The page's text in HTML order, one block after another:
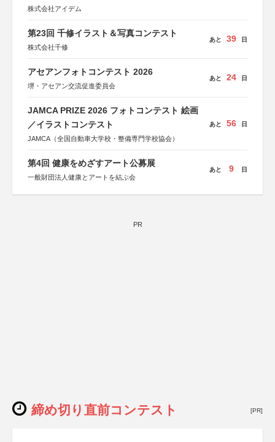
株式会社アイデム
第23回 千修イラスト＆写真コンテスト
株式会社千修
あと 39 日
アセアンフォトコンテスト 2026
堺・アセアン交流促進委員会
あと 24 日
JAMCA PRIZE 2026 フォトコンテスト 絵画
／イラストコンテスト
JAMCA（全国自動車大学校・整備専門学校協会）
あと 56 日
第4回 健康をめざすアート公募展
一般財団法人健康とアートを結ぶ会
あと 9 日
PR
締め切り直前コンテスト [PR]